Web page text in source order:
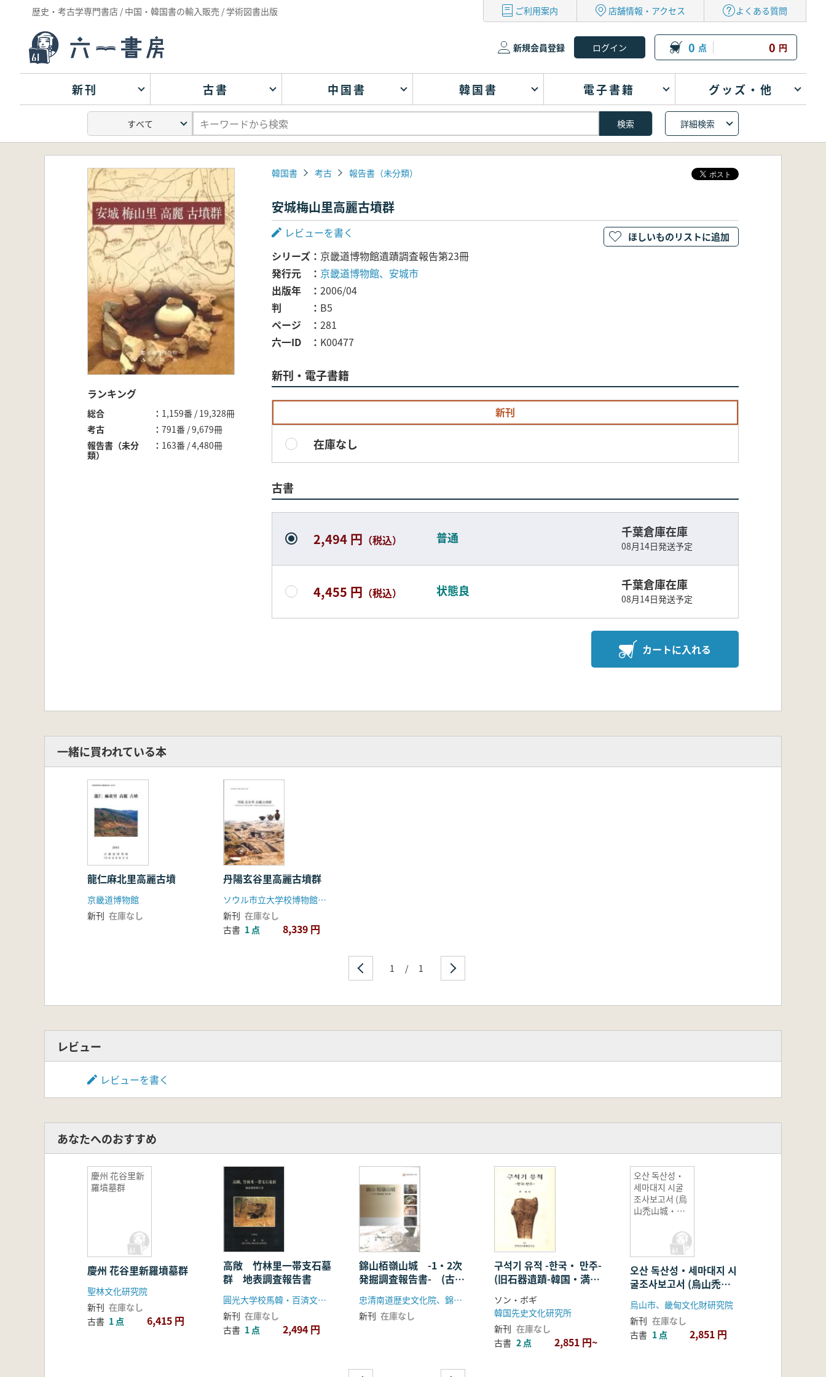
歴史・考古学専門書店 / 中国・韓国書の輸入販売 / 学術図書出版 ご利用案内 店舗情報・アクセス よくある質問
新規会員登録 0 点 0 円
新刊 古書 中国書 韓国書 電子書籍 グッズ・他
詳細検索
ランキング
総合
1,159番 / 19,328冊
考古
791番 / 9,679冊
報告書（未分
類）
163番 / 4,480冊
韓国書 考古 報告書（未分類）
安城梅山里高麗古墳群
レビューを書く
シリーズ
京畿道博物館遺蹟調査報告第23冊
発行元
京畿道博物館、安城市
出版年
2006/04
判
B5
ページ
281
六一ID
K00477
新刊・電子書籍
新刊
在庫なし
古書
2,494 円 （税込） 普通 千葉倉庫在庫
08月14日発送予定
4,455 円 （税込） 状態良 千葉倉庫在庫
08月14日発送予定
カートに入れる
ほしいものリストに追加
一緒に買われている本
龍仁麻北里高麗古墳
京畿道博物館
新刊 在庫なし
丹陽玄谷里高麗古墳群
ソウル市立大学校博物館、韓国道路公社
新刊 在庫なし
古書 1 点 8,339 円
1 / 1
レビュー
レビューを書く
あなたへのおすすめ
慶州 花谷里新
羅墳墓群
慶州 花谷里新羅墳墓群
聖林文化研究院
新刊 在庫なし
古書 1 点 6,415 円
高敞 竹林里一帯支石墓
群 地表調査報告書
圓光大学校馬韓・百済文化研究所 高敞郡
新刊 在庫なし
古書 1 点 2,494 円
錦山栢嶺山城 -1・2次
発掘調査報告書- (古
書)
忠清南道歴史文化院、錦山郡
新刊 在庫なし
구석기 유적 -한국・ 만주-
(旧石器遺蹟-韓国・満
ソン・ボギ
韓国先史文化研究所
新刊 在庫なし
古書 2 点 2,851 円~
오산 독산성・
세마대지 시굴
조사보고서 (烏
山禿山城・洗
오산 독산성・세마대지 시
굴조사보고서 (烏山禿山
城・洗馬台址試掘調査報
告書)
烏山市、畿甸文化財研究院
新刊 在庫なし
古書 1 点 2,851 円